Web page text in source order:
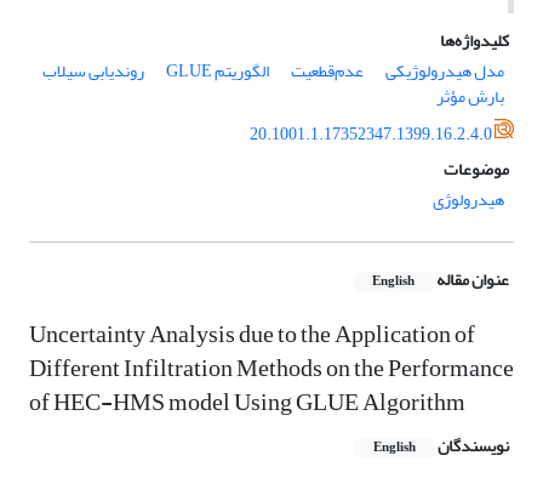
کلیدواژه‌ها
مدل هیدرولوژیکی
عدم‌قطعیت الگوریتم GLUE روندیابی سیلاب
بارش مؤثر
20.1001.1.17352347.1399.16.2.4.0
موضوعات
هیدرولوژی
عنوان مقاله English
Uncertainty Analysis due to the Application of
Different Infiltration Methods on the Performance
of HEC-HMS model Using GLUE Algorithm
نویسندگان English